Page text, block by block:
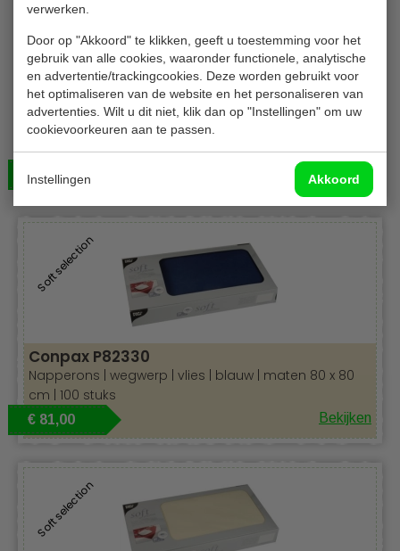
verwerken.
Door op "Akkoord" te klikken, geeft u toestemming voor het
gebruik van alle cookies, waaronder functionele, analytische
en advertentie/trackingcookies. Deze worden gebruikt voor
het optimaliseren van de website en het personaliseren van
advertenties. Wilt u dit niet, klik dan op "Instellingen" om uw
cookievoorkeuren aan te passen.
Instellingen Akkoord
DG napperons
Napperons | wegwerp | creme | maten 90 x 90 cm
| 100 stuks
€ 112,00 Bekijken
Soft selection
Conpax P82330
Napperons | wegwerp | vlies | blauw | maten 80 x 80
cm | 100 stuks
€ 81,00 Bekijken
Soft selection